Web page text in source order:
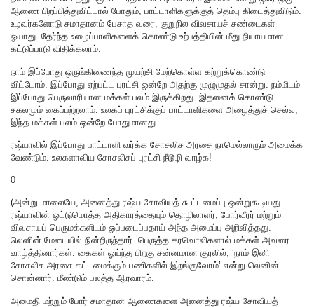
ஆணை பிறப்பித்துவிட்டால் போதும், பாட்டாளிகளுக்குத் தெம்பு கிடைத்துவிடும்.
உழவர்களோடு சமாதானம் பேசாத வரை, குறுநில விவசாயச் சண்டைகள்
ஓயாது. தேர்ந்த உழைப்பாளிகளைக் கொண்டு உற்பத்தியின் மீது நியாயமான
கட்டுப்பாடு விதிக்கலாம்.
நாம் இப்போது ஒருங்கிணைந்த முயற்சி மேற்கொள்ள கற்றுக்கொண்டு
விட்டோம். இப்போது ஏற்பட்ட புரட்சி ஒன்றே அதற்கு முழுமுதல் சான்று. நம்மிடம்
இப்போது பெருவாரியான மக்கள் பலம் இருக்கிறது.‌ இதனைக் கொண்டு
சகலமும் கைப்பற்றலாம். உலகப் புரட்சிக்குப் பாட்டாளிகளை அழைத்துச் செல்ல,
இந்த மக்கள் பலம் ஒன்றே போதுமானது.
ரஷ்யாவில் இப்போது பாட்டாளி வர்க்க சோசலிச அரசை நாமெல்லாரும் அமைக்க
வேண்டும். உலகளாவிய சோசலிசப் புரட்சி நீடூழி வாழ்க!
0
(அன்று மாலையே, அனைத்து ரஷ்ய சோவியத் கூட்டமைப்பு ஒன்றுகூடியது.
ரஷ்யாவின் ஒட்டுமொத்த அதிகாரத்தையும் தொழிலாளர், போர்வீரர் மற்றும்
விவசாயப் பெருமக்களிடம் ஒப்படைப்பதாய் அந்த அமைப்பு அறிவித்தது.
லெனின் மேடையில் நின்றிருந்தார். பெருத்த கரவொலிகளால் மக்கள் அவரை
வாழ்த்தினார்கள். கைகள் ஓய்ந்த பிறகு சன்னமான குரலில், ‘நாம் இனி
சோசலிச அரசை கட்டமைக்கும் பணிகளில் இறங்குவோம்’ என்று லெனின்
சொன்னார். மீண்டும் பலத்த ஆரவாரம்.
அமைதி மற்றும் போர் சமாதான ஆணைகளை அனைத்து ரஷ்ய சோவியத்